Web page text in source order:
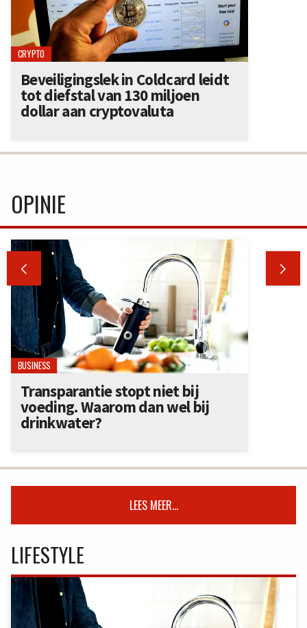
CRYPTO
Beveiligingslek in Coldcard leidt
tot diefstal van 130 miljoen
dollar aan cryptovaluta
OPINIE
 
BUSINESS
Transparantie stopt niet bij
voeding. Waarom dan wel bij
drinkwater?
LEES MEER...
LIFESTYLE